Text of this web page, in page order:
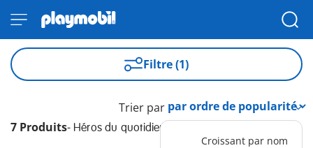
Filtre (1)
7 Produits- Héros du quotidien
Trier par
Croissant par nom